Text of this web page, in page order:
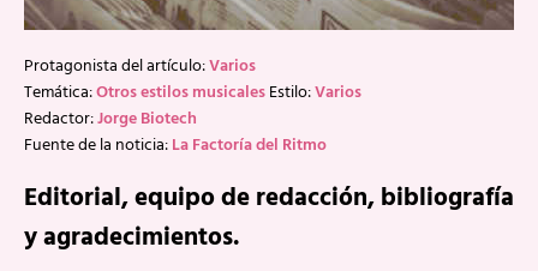
Protagonista del artículo:Varios
Temática:Otros estilos musicalesEstilo:Varios
Redactor:Jorge Biotech
Fuente de la noticia:La Factoría del Ritmo
Editorial, equipo de redacción, bibliografía
y agradecimientos.